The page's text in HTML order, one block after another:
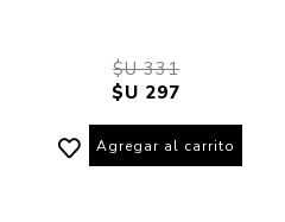
$U 331
$U 297
Agregar al carrito